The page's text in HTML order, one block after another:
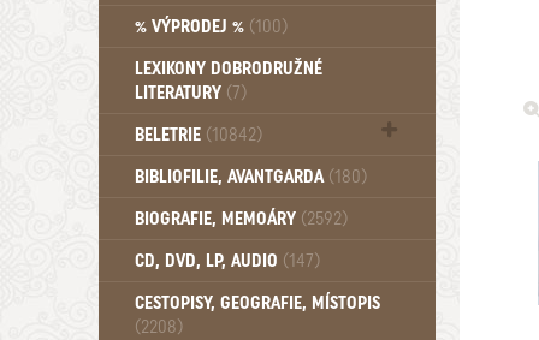
% VÝPRODEJ % (100)
LEXIKONY DOBRODRUŽNÉ
LITERATURY (7)
BELETRIE (10842)
Beletrie - Historická (1388)
Beletrie - Povídky (1758)
Beletrie - Válečné romány (489)
Beletrie - Ženské a dívčí romány
(1522)
BIBLIOFILIE, AVANTGARDA (180)
BIOGRAFIE, MEMOÁRY (2592)
CD, DVD, LP, AUDIO (147)
CESTOPISY, GEOGRAFIE, MÍSTOPIS
(2208)